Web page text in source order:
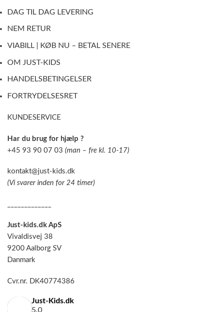
DAG TIL DAG LEVERING
NEM RETUR
VIABILL | KØB NU – BETAL SENERE
OM JUST-KIDS
HANDELSBETINGELSER
FORTRYDELSESRET
KUNDESERVICE
Har du brug for hjælp ?
+45 93 90 07 03 (man – fre kl. 10-17)
kontakt@just-kids.dk
(Vi svarer inden for 24 timer)
Just-kids.dk ApS
Vivaldisvej 38
9200 Aalborg SV
Danmark
Cvr.nr. DK40774386
Just-Kids.dk
5.0